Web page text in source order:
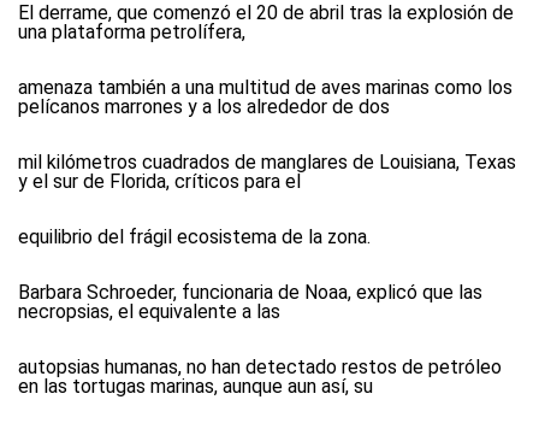
El derrame, que comenzó el 20 de abril tras la explosión de
una plataforma petrolífera,
amenaza también a una multitud de aves marinas como los
pelícanos marrones y a los alrededor de dos
mil kilómetros cuadrados de manglares de Louisiana, Texas
y el sur de Florida, críticos para el
equilibrio del frágil ecosistema de la zona.
Barbara Schroeder, funcionaria de Noaa, explicó que las
necropsias, el equivalente a las
autopsias humanas, no han detectado restos de petróleo
en las tortugas marinas, aunque aun así, su